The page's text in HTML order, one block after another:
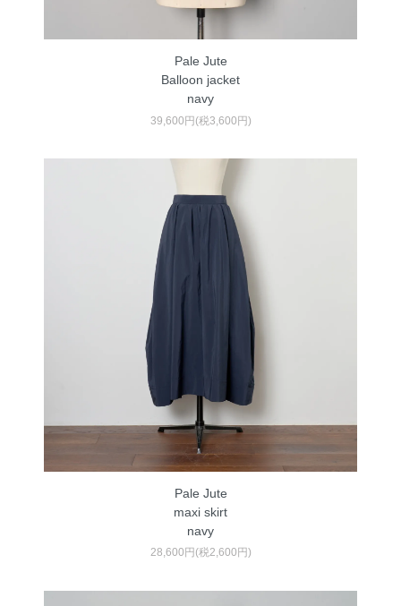
Pale Jute
Balloon jacket
navy
39,600円(税3,600円)
Pale Jute
maxi skirt
navy
28,600円(税2,600円)